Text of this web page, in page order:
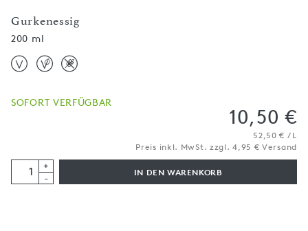
Gurkenessig
200 ml
SOFORT VERFÜGBAR
10,50 €
52,50 € / L
Preis inkl. MwSt. zzgl. 4,95 € Versand
+
-
IN DEN WARENKORB